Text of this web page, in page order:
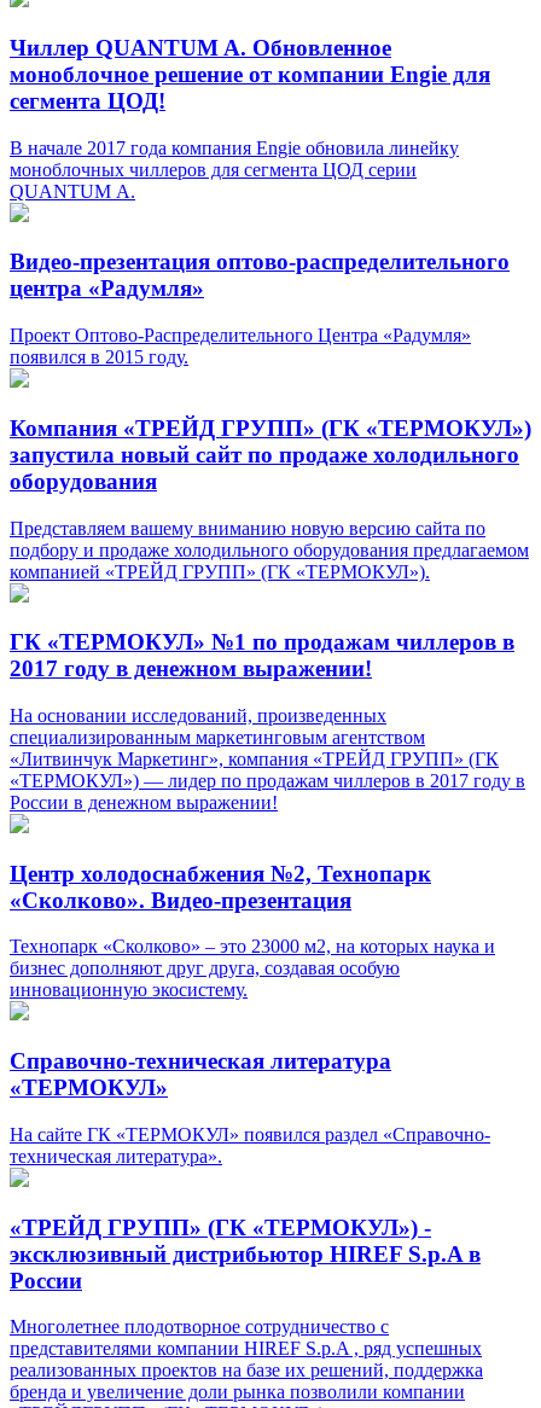
Чиллер QUANTUM A. Обновленное
моноблочное решение от компании Engie для
сегмента ЦОД!
В начале 2017 года компания Engie обновила линейку
моноблочных чиллеров для сегмента ЦОД серии
QUANTUM A.
Видео-презентация оптово-распределительного
центра «Радумля»
Проект Оптово-Распределительного Центра «Радумля»
появился в 2015 году.
Компания «ТРЕЙД ГРУПП» (ГК «ТЕРМОКУЛ»)
запустила новый сайт по продаже холодильного
оборудования
Представляем вашему вниманию новую версию сайта по
подбору и продаже холодильного оборудования предлагаемом
компанией «ТРЕЙД ГРУПП» (ГК «ТЕРМОКУЛ»).
ГК «ТЕРМОКУЛ» №1 по продажам чиллеров в
2017 году в денежном выражении!
На основании исследований, произведенных
специализированным маркетинговым агентством
«Литвинчук Маркетинг», компания «ТРЕЙД ГРУПП» (ГК
«ТЕРМОКУЛ») — лидер по продажам чиллеров в 2017 году в
России в денежном выражении!
Центр холодоснабжения №2, Технопарк
«Сколково». Видео-презентация
Технопарк «Сколково» – это 23000 м2, на которых наука и
бизнес дополняют друг друга, создавая особую
инновационную экосистему.
Справочно-техническая литература
«ТЕРМОКУЛ»
На сайте ГК «ТЕРМОКУЛ» появился раздел «Справочно-
техническая литература».
«ТРЕЙД ГРУПП» (ГК «ТЕРМОКУЛ») -
эксклюзивный дистрибьютор HIREF S.p.A в
России
Многолетнее плодотворное сотрудничество с
представителями компании HIREF S.p.A , ряд успешных
реализованных проектов на базе их решений, поддержка
бренда и увеличение доли рынка позволили компании